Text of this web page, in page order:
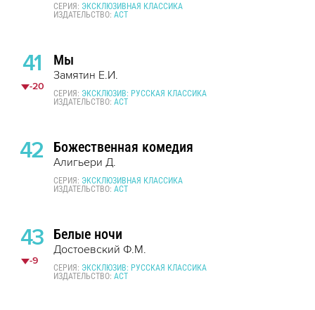
СЕРИЯ: ЭКСКЛЮЗИВНАЯ КЛАССИКА
ИЗДАТЕЛЬСТВО: АСТ
41 Мы
Замятин Е.И.
СЕРИЯ: ЭКСКЛЮЗИВ: РУССКАЯ КЛАССИКА
ИЗДАТЕЛЬСТВО: АСТ
-20
42 Божественная комедия
Алигьери Д.
СЕРИЯ: ЭКСКЛЮЗИВНАЯ КЛАССИКА
ИЗДАТЕЛЬСТВО: АСТ
43 Белые ночи
Достоевский Ф.М.
СЕРИЯ: ЭКСКЛЮЗИВ: РУССКАЯ КЛАССИКА
ИЗДАТЕЛЬСТВО: АСТ
-9